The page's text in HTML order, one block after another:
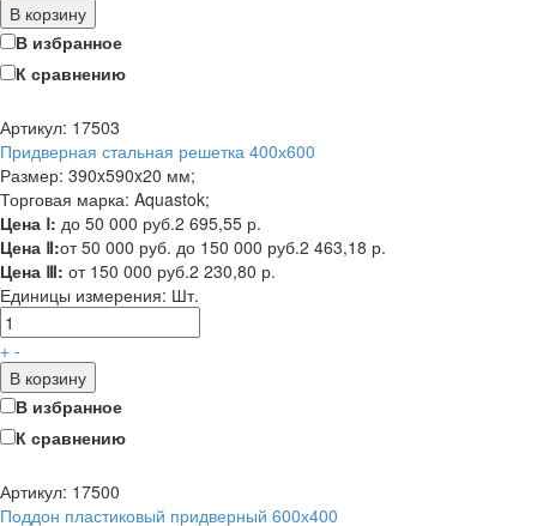
В корзину
В избранное
К сравнению
Артикул: 17503
Придверная стальная решетка 400х600
Размер: 390x590x20 мм;
Торговая марка: Aquastok;
Цена Ⅰ: до 50 000 руб.2 695,55 р.
Цена Ⅱ:от 50 000 руб. до 150 000 руб.2 463,18 р.
Цена Ⅲ: от 150 000 руб.2 230,80 р.
Единицы измерения: Шт.
+ -
В корзину
В избранное
К сравнению
Артикул: 17500
Поддон пластиковый придверный 600х400